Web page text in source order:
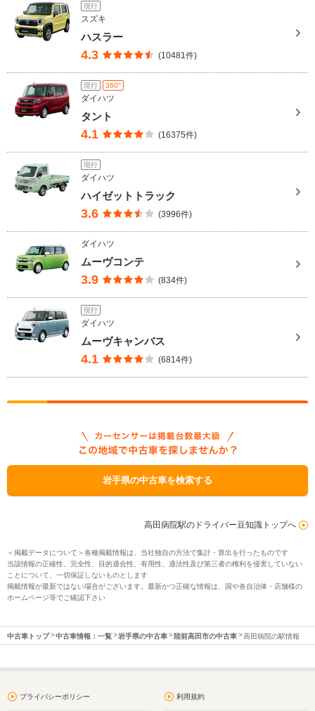
現行
スズキ
ハスラー
4.3 (10481件)
現行 360°
ダイハツ
タント
4.1 (16375件)
現行
ダイハツ
ハイゼットトラック
3.6 (3996件)
ダイハツ
ムーヴコンテ
3.9 (834件)
現行
ダイハツ
ムーヴキャンバス
4.1 (6814件)
岩手県の中古車を検索する
高田病院駅のドライバー豆知識トップへ
＜掲載データについて＞各種掲載情報は、当社独自の方法で集計・算出を行ったものです
当該情報の正確性、完全性、目的適合性、有用性、適法性及び第三者の権利を侵害していない
ことについて、一切保証しないものとします
掲載情報が最新ではない場合がございます。最新かつ正確な情報は、国や各自治体・店舗様の
ホームページ等でご確認下さい
中古車トップ 中古車情報：一覧 岩手県の中古車 陸前高田市の中古車 高田病院の駅情報
プライバシーポリシー 利用規約